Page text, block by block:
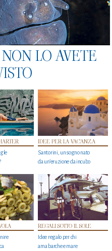
LO AVETE
IDEE PER LA VACANZA
Santorini, un sogno nato
da un’eruzione da incubo
REGALI SOTTO IL SOLE
Idee regalo per chi
ama barche e mare